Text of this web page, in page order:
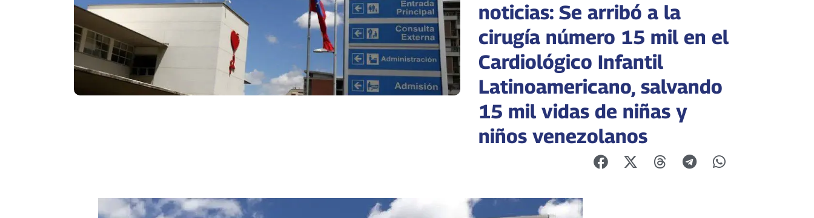
noticias: Se arribó a la
cirugía número 15 mil en el
Cardiológico Infantil
Latinoamericano, salvando
15 mil vidas de niñas y
niños venezolanos